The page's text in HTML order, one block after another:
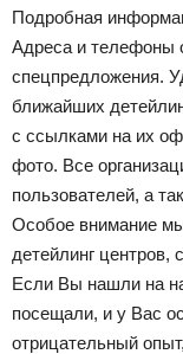
Подробная
Адреса и телефоны
спецпредложения.
ближайших
с ссылками на их
фото. Все
пользователей, а
Особое внимание
детейлинг
Если Вы нашли на
посещали, и у Вас
отрицательный